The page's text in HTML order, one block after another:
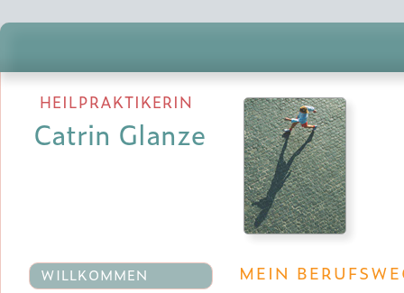
HEILPRAKTIKERIN
Catrin Glanze
WILLKOMMEN MEIN